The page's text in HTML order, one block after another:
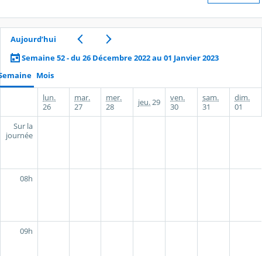
Aujourd’hui
Semaine 52 - du 26 Décembre 2022 au 01 Janvier 2023
Mois
lun.
26
mar.
27
mer.
28
jeu.29
ven.
30
sam.
31
dim.
01
Sur la
journée
08h
09h